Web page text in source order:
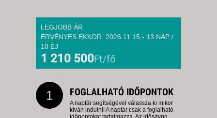
LEGJOBB ÁR
ÉRVÉNYES EKKOR: 2026.11.15 - 13 NAP /
10 ÉJ
1 210 500Ft/fő
1 FOGLALHATÓ IDŐPONTOK
A naptár segítségével válassza ki mikor
kíván indulni! A naptár csak a foglalható